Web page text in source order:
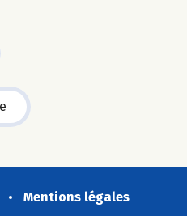
Mentions légales